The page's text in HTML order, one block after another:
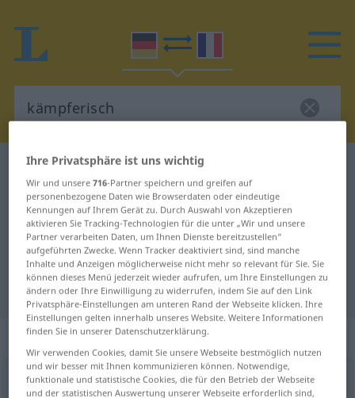
Deutsch-Französisch Wörterbuch
Deutsch-Französisch Übersetzung
für "kämpferisch"
"kämpferisch" Französisch
Übersetzung
„kämpferisch“: Adjektiv
kämpferischadj
Ihre Privatsphäre ist uns wichtig
Wir und unsere716-Partner speichern und greifen auf
personenbezogene Daten wie Browserdaten oder eindeutige
Kennungen auf Ihrem Gerät zu. Durch Auswahl von Akzeptieren
aktivieren Sie Tracking-Technologien für die unter „Wir und unsere
Partner verarbeiten Daten, um Ihnen Dienste bereitzustellen“
aufgeführten Zwecke. Wenn Tracker deaktiviert sind, sind manche
Inhalte und Anzeigen möglicherweise nicht mehr so relevant für Sie. Sie
können dieses Menü jederzeit wieder aufrufen, um Ihre Einstellungen zu
ändern oder Ihre Einwilligung zu widerrufen, indem Sie auf den Link
Privatsphäre-Einstellungen am unteren Rand der Webseite klicken. Ihre
Einstellungen gelten innerhalb unseres Website. Weitere Informationen
finden Sie in unserer Datenschutzerklärung.
Wir verwenden Cookies, damit Sie unsere Webseite bestmöglich nutzen
und wir besser mit Ihnen kommunizieren können. Notwendige,
funktionale und statistische Cookies, die für den Betrieb der Webseite
und der statistischen Auswertung unserer Webseite erforderlich sind,